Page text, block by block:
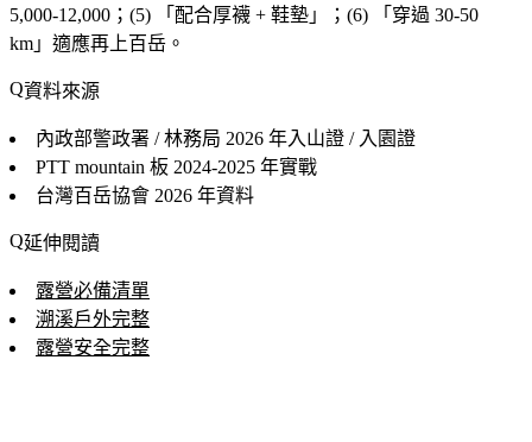
5,000-12,000；(5) 「 配合厚襪 + 鞋墊 」；(6) 「 穿過 30-50
km 」適應再上百岳。
資料來源
內政部警政署 / 林務局 2026 年入山證 / 入園證
PTT mountain 板 2024-2025 年實戰
台灣百岳協會 2026 年資料
延伸閱讀
露營必備清單
溯溪戶外完整
露營安全完整